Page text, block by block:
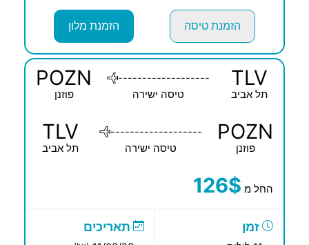
הזמנת טיסה הזמנת מלון
TLV
תל אביב
-------------------
טיסה ישירה
POZN
פוזנן
POZN
פוזנן
-------------------
טיסה ישירה
TLV
תל אביב
החל מ 126$
זמן תאריכים